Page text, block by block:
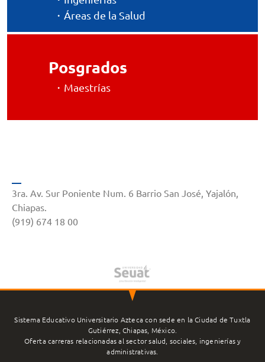
・Áreas de la Salud
→ Salud
Posgrados
・Maestrías
Aprovecha nuestras promociones y
descuentos
Ver oferta educativa
3ra. Av. Sur Poniente Num. 6 Barrio San José, Yajalón,
Chiapas.
(919) 674 18 00
Sistema Educativo Universitario Azteca con sede en la Ciudad de Tuxtla
Gutiérrez, Chiapas, México.
Oferta carreras relacionadas al sector salud, sociales, ingenierías y
administrativas.